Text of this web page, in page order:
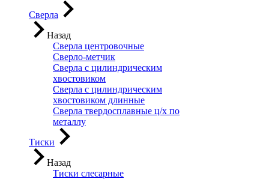
Сверла
Назад
Сверла центровочные
Сверло-метчик
Сверла с цилиндрическим
хвостовиком
Сверла с цилиндрическим
хвостовиком длинные
Сверла твердосплавные ц/х по
металлу
Тиски
Назад
Тиски слесарные